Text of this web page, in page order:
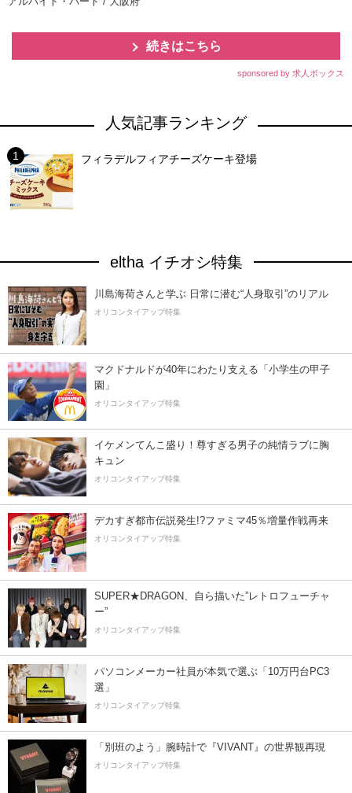
続きはこちら
sponsored by 求人ボックス
人気記事ランキング
フィラデルフィアチーズケーキ登場
eltha イチオシ特集
川島海荷さんと学ぶ 日常に潜む“人身取引”のリアル
オリコンタイアップ特集
マクドナルドが40年にわたり支える「小学生の甲子
園」
オリコンタイアップ特集
イケメンてんこ盛り！尊すぎる男子の純情ラブに胸
キュン
オリコンタイアップ特集
デカすぎ都市伝説発生!?ファミマ45％増量作戦再来
オリコンタイアップ特集
SUPER★DRAGON、自ら描いた”レトロフューチャ
ー”
オリコンタイアップ特集
パソコンメーカー社員が本気で選ぶ「10万円台PC3
選」
オリコンタイアップ特集
「別班のよう」腕時計で『VIVANT』の世界観再現
オリコンタイアップ特集